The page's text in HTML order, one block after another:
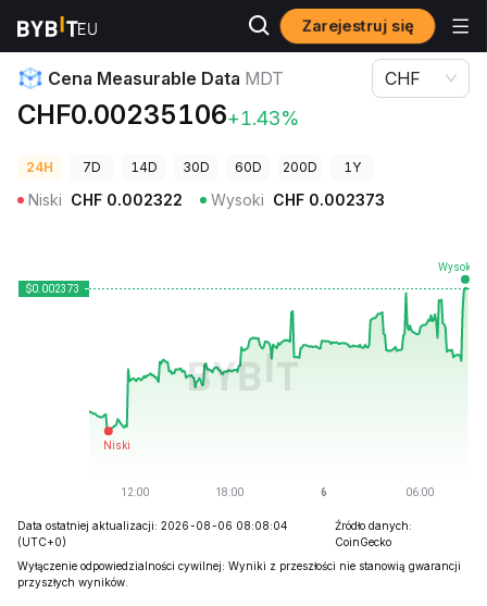
Zarejestruj się
Ceny kryptowalut Cena Measurable Data MDT
Cena Measurable Data MDT
CHF0.00235106+1.43%
CHF
24H 7D 14D 30D 60D 200D 1Y
Niski CHF 0.002322 Wysoki CHF 0.002373
Data ostatniej aktualizacji: 2026-08-06 08:08:04
(UTC+0)
Źródło danych:
CoinGecko
Wyłączenie odpowiedzialności cywilnej: Wyniki z przeszłości nie stanowią gwarancji
przyszłych wyników.